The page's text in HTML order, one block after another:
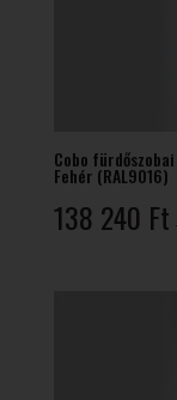
Cobo
Fehér (RAL9016)
138 240 Ft